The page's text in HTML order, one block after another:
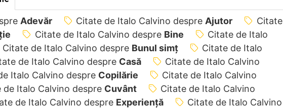
Adevăr Citate de Italo Calvino despre Ajutor
Citate
Citate de Italo Calvino despre Bine
Citate de Italo
Citate de Italo Calvino despre Bunul simț
Citate de Italo
de Italo Calvino despre Casă
Citate de Italo Calvino
Italo Calvino despre Copilărie
Citate de Italo Calvino
de Italo Calvino despre Cuvânt
Citate de Italo Calvino
de Italo Calvino despre Experiență
Citate de Italo Calvino